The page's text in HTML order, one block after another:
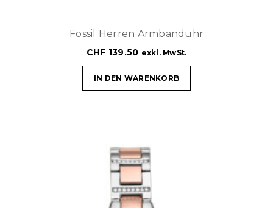
Fossil Herren Armbanduhr
CHF 139.50 exkl. MwSt.
IN DEN WARENKORB